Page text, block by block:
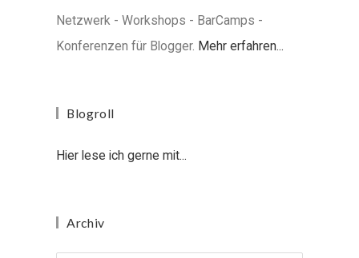
Netzwerk - Workshops - BarCamps -
Konferenzen für Blogger. Mehr erfahren...
Blogroll
Hier lese ich gerne mit...
Archiv